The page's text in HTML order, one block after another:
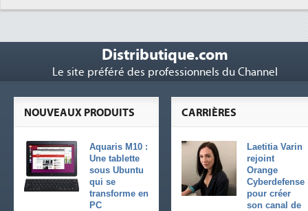
Distributique.com
Le site préféré des professionnels du Channel
CARRIÈRES
Laetitia Varin
rejoint
Orange
Cyberdefense
pour créer
son canal de
NOUVEAUX PRODUITS
Aquaris M10 :
Une tablette
sous Ubuntu
qui se
transforme en
PC